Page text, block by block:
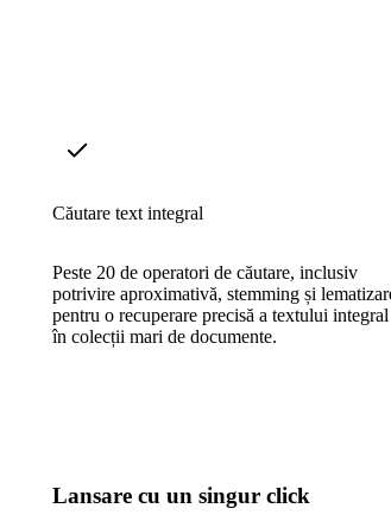
Căutare text integral
Peste 20 de operatori de căutare, inclusiv
potrivire aproximativă, stemming și
pentru o recuperare precisă a textului integral
în colecții mari de documente.
Lansare cu un singur click